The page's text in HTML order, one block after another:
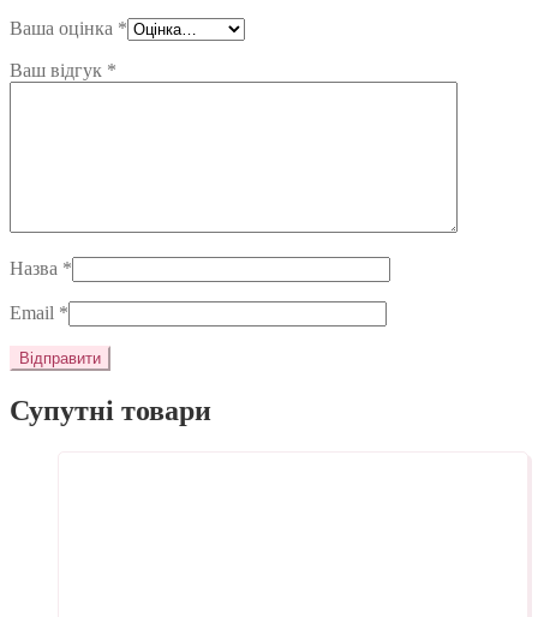
Ваша оцінка *
Ваш відгук *
Назва *
Email *
Супутні товари